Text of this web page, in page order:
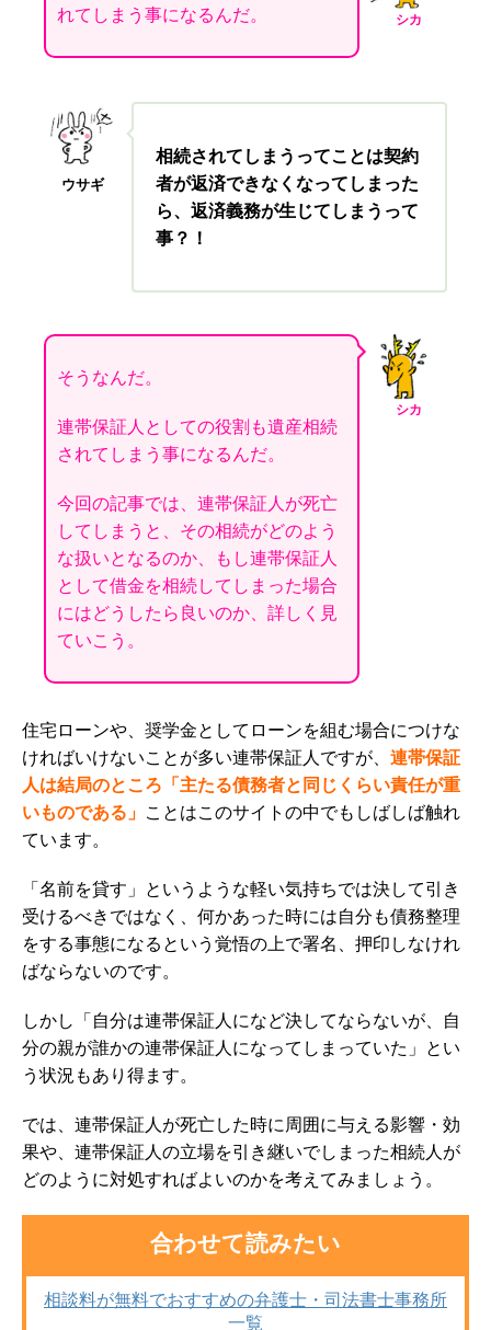
シカ
れてしまう事になるんだ。
ウサギ
相続されてしまうってことは契約
者が返済できなくなってしまった
ら、返済義務が生じてしまうって
事？！
シカ
そうなんだ。
連帯保証人としての役割も遺産相続
されてしまう事になるんだ。
今回の記事では、連帯保証人が死亡
してしまうと、その相続がどのよう
な扱いとなるのか、もし連帯保証人
として借金を相続してしまった場合
にはどうしたら良いのか、詳しく見
ていこう 。
住宅ローンや、奨学金としてローンを組む場合につけな
ければいけないことが多い連帯保証人ですが、 連帯保証
人は結局のところ「主たる債務者と同じくらい責任が重
いものである」 ことはこのサイトの中でもしばしば触れ
ています。
「名前を貸す」というような軽い気持ちでは決して引き
受けるべきではなく、何かあった時には自分も債務整理
をする事態になるという覚悟の上で署名、押印しなけれ
ばならないのです。
しかし「自分は連帯保証人になど決してならないが、自
分の親が誰かの連帯保証人になってしまっていた」とい
う状況もあり得ます。
では、連帯保証人が死亡した時に周囲に与える影響・効
果や、連帯保証人の立場を引き継いでしまった相続人が
どのように対処すればよいのかを考えてみましょう。
合わせて読みたい
相談料が無料でおすすめの弁護士・司法書士事務所
一覧